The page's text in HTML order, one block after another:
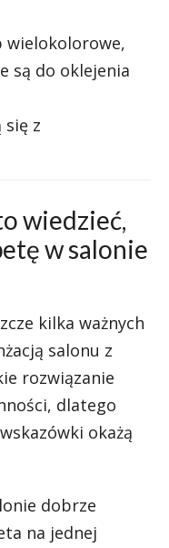
wielokolorowe,
są do oklejenia
z
wiedzieć,
w salonie
kilka ważnych
salonu z
rozwiązanie
dlatego
okażą
dobrze
na jednej